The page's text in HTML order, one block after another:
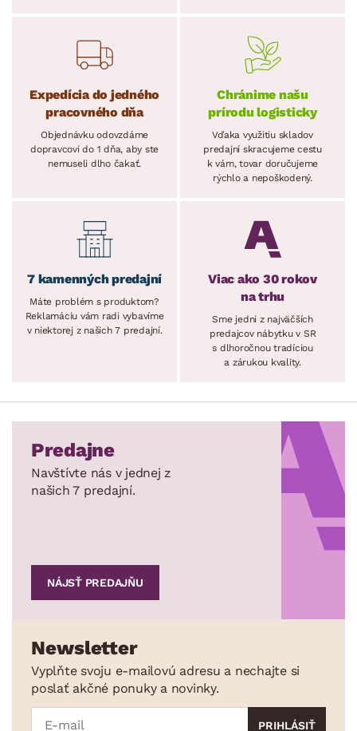
Expedícia do jedného
pracovného dňa
Objednávku odovzdáme
dopravcovi do 1 dňa, aby ste
nemuseli dlho čakať.
Chránime našu
prírodu logisticky
Vďaka využitiu skladov
predajní skracujeme cestu
k vám, tovar doručujeme
rýchlo a nepoškodený.
7 kamenných predajní
Máte problém s produktom?
Reklamáciu vám radi vybavíme
v niektorej z našich 7 predajní.
Viac ako 30 rokov
na trhu
Sme jedni z najväčších
predajcov nábytku v SR
s dlhoročnou tradíciou
a zárukou kvality.
Predajne
Navštívte nás v jednej z
našich 7 predajní.
NÁJSŤ PREDAJŇU
Newsletter
Vyplňte svoju e-mailovú adresu a nechajte si
poslať akčné ponuky a novinky.